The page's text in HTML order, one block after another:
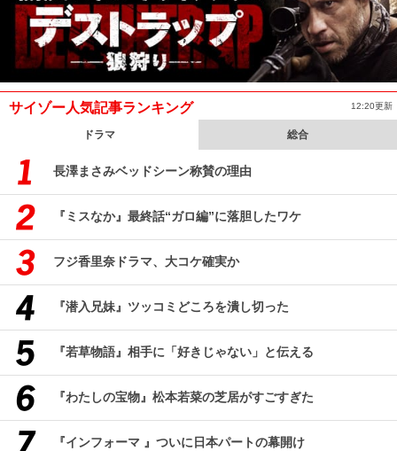
サイゾー人気記事ランキング 12:20更新
ドラマ 総合
長澤まさみベッドシーン称賛の理由
『ミスなか』最終話“ガロ編”に落胆したワケ
フジ香里奈ドラマ、大コケ確実か
『潜入兄妹』ツッコミどころを潰し切った
『若草物語』相手に「好きじゃない」と伝える
『わたしの宝物』松本若菜の芝居がすごすぎた
『インフォーマ 』ついに日本パートの幕開け